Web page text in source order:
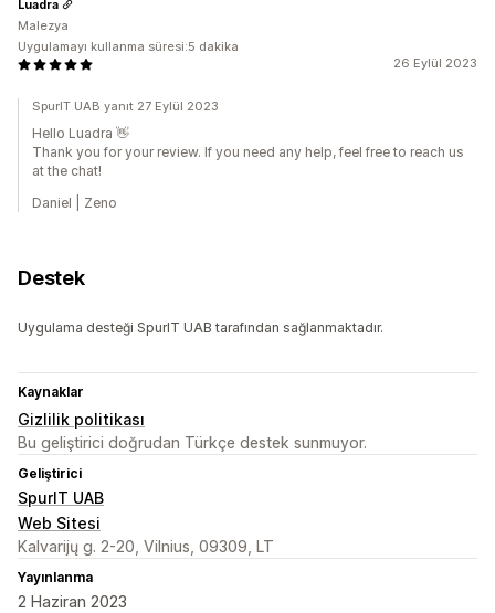
26 Eylül 2023
Luadra
Malezya
Uygulamayı kullanma süresi:5 dakika
SpurIT UAB yanıt 27 Eylül 2023
Hello Luadra 👋
Thank you for your review. If you need any help, feel free to reach us
at the chat!
Daniel | Zeno
Destek
Uygulama desteği SpurIT UAB tarafından sağlanmaktadır.
Kaynaklar
Gizlilik politikası
Bu geliştirici doğrudan Türkçe destek sunmuyor.
Geliştirici
SpurIT UAB
Web Sitesi
Kalvarijų g. 2-20, Vilnius, 09309, LT
Yayınlanma
2 Haziran 2023